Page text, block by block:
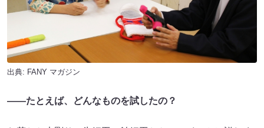
出典: FANY マガジン
――たとえば、どんなものを試したの？